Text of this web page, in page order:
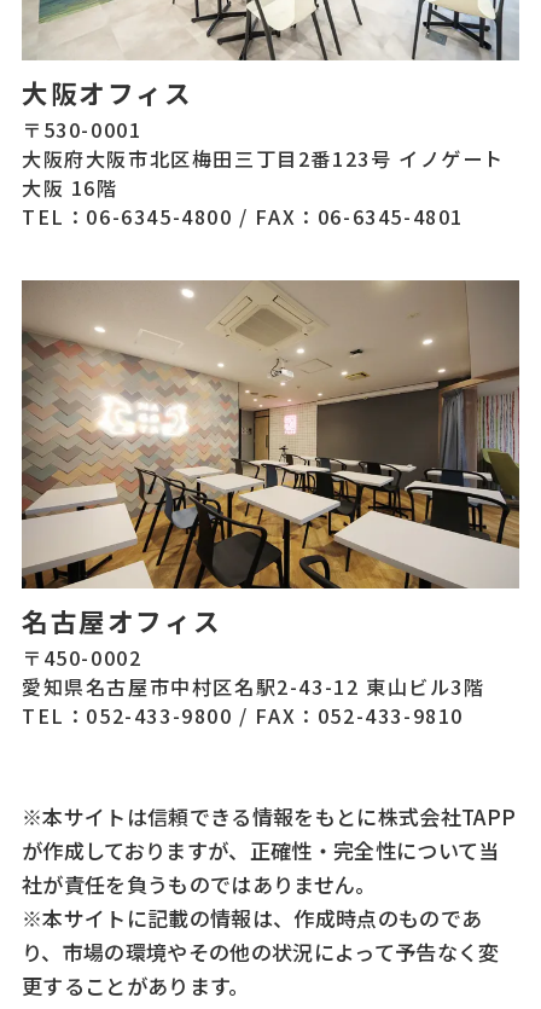
大阪オフィス
〒530-0001
大阪府大阪市北区梅田三丁目2番123号 イノゲート
大阪 16階
TEL：06-6345-4800 / FAX：06-6345-4801
名古屋オフィス
〒450-0002
愛知県名古屋市中村区名駅2-43-12 東山ビル3階
TEL：052-433-9800 / FAX：052-433-9810
※本サイトは信頼できる情報をもとに株式会社TAPP
が作成しておりますが、正確性・完全性について当
社が責任を負うものではありません。
※本サイトに記載の情報は、作成時点のものであ
り、市場の環境やその他の状況によって予告なく変
更することがあります。